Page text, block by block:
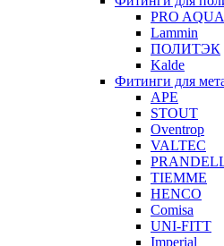
PRO AQUA
Lammin
ПОЛИТЭК
Kalde
Фитинги для
APE
STOUT
Oventrop
VALTEC
TIEMME
HENCO
Comisa
UNI-FITT
Imperial